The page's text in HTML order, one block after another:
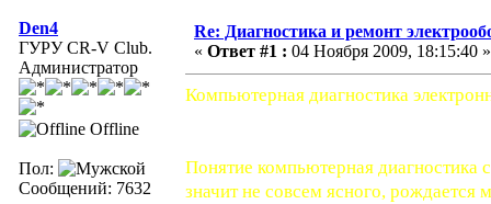
Den4
ГУРУ CR-V Club.
Администратор
Offline
Пол:
Сообщений: 7632
Re: Диагностика и ремонт
« Ответ #1 : 04 Ноября 2009, 18:15:40 »
Компьютерная диагностика
Понятие компьютерная диагностика
значит не совсем ясного,